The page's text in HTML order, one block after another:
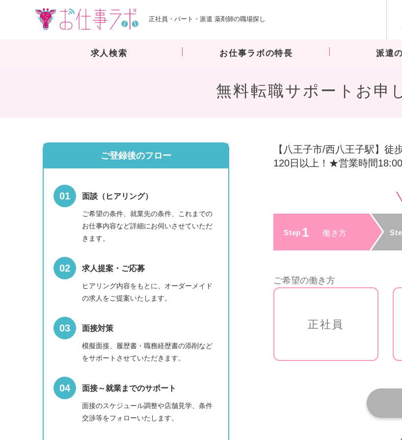
正社員・パート・派遣 薬剤師の職場探し
求人検索 お仕事ラボの特長 派遣
無料転職サポートお申
【八王子市/西八王子駅】
120日以上！★営業時間18:00
ご希望の働き方
正社員
ご登録後のフロー
面談（ヒアリング）
ご希望の条件、就業先の条件、これまでの
お仕事内容など詳細にお伺いさせていただ
きます。
求人提案・ご応募
ヒアリング内容をもとに、オーダーメイド
の求人をご提案いたします。
面接対策
模擬面接、履歴書・職務経歴書の添削など
をサポートさせていただきます。
面接～就業までのサポート
面接のスケジュール調整や店舗見学、条件
交渉等をフォローいたします。